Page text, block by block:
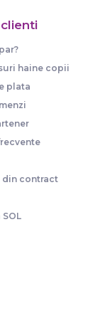
haine copii
plata
din contract